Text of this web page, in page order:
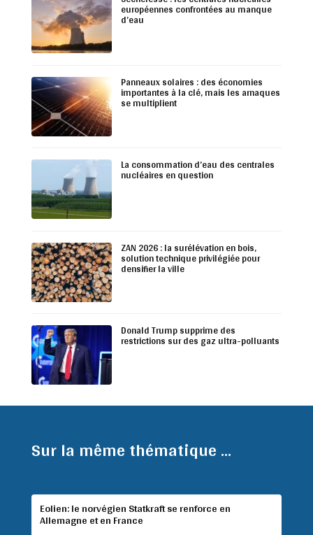
européennes confrontées au manque
d’eau
Panneaux solaires : des économies
importantes à la clé, mais les arnaques
se multiplient
La consommation d’eau des centrales
nucléaires en question
ZAN 2026 : la surélévation en bois,
solution technique privilégiée pour
densifier la ville
Donald Trump supprime des
restrictions sur des gaz ultra-polluants
Sur la même thématique ...
Eolien: le norvégien Statkraft se renforce en
Allemagne et en France